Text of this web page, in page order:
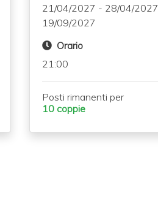
21/04/2027 - 28/04/2027
19/09/2027
Orario
21:00
Posti rimanenti per
10 coppie